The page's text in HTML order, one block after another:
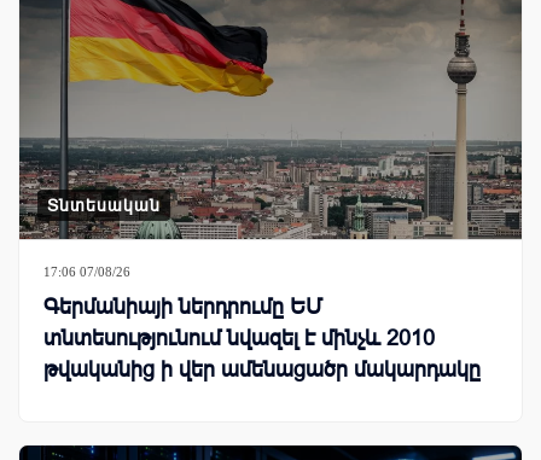
Տնտեսական
17:06 07/08/26
Գերմանիայի ներդրումը ԵՄ
տնտեսությունում նվազել է մինչև 2010
թվականից ի վեր ամենացածր մակարդակը